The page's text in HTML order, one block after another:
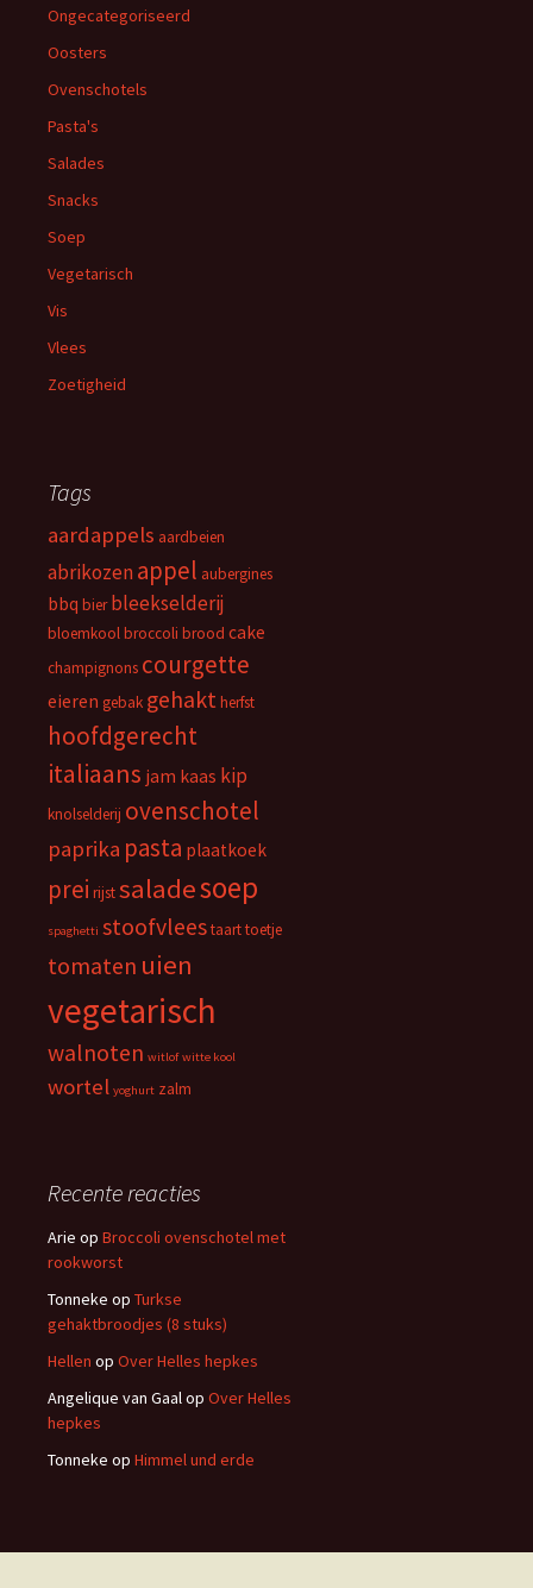
Ongecategoriseerd
Oosters
Ovenschotels
Pasta's
Salades
Snacks
Soep
Vegetarisch
Vis
Vlees
Zoetigheid
Tags
aardappels aardbeien
abrikozenappel aubergines
bbq bier bleekselderij
bloemkoolbroccoli brood cake
champignons courgette
eieren gebak gehaktherfst
hoofdgerecht
italiaans jam kaas kip
knolselderij ovenschotel
paprika pasta plaatkoek
prei rijstsaladesoep
spaghetti stoofvleestaarttoetje
tomaten uien
vegetarisch
walnoten witlof witte kool
wortel yoghurt zalm
Recente reacties
Arie op Broccoli ovenschotel met
rookworst
Tonneke op Turkse
gehaktbroodjes (8 stuks)
Hellen op Over Helles hepkes
Angelique van Gaalop Over Helles
hepkes
Tonneke op Himmel und erde